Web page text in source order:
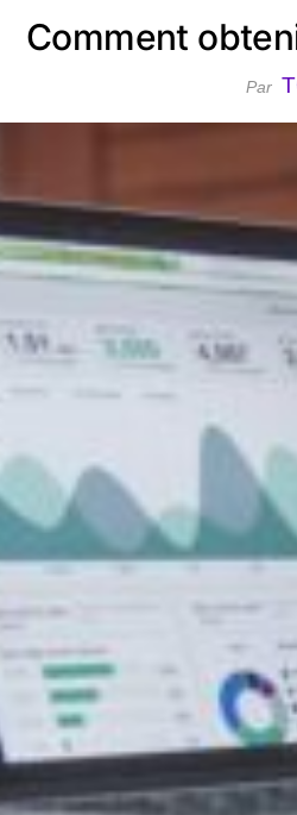
Comment
Par